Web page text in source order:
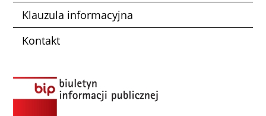
Klauzula informacyjna
Kontakt